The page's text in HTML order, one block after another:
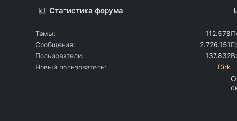
Статистика форума
Темы
112.578
Сообщения
2.726.151
Пользователи
137.832
Новый пользователь
Dirk